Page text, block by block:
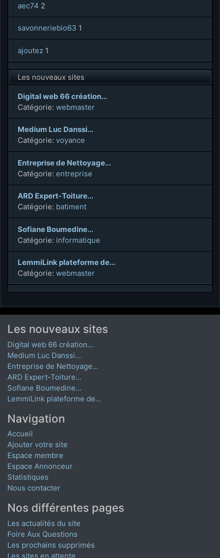
aec74 2
savonneriebio63 1
ajoutez 1
Les nouveaux sites
Digital web 66 création...
Catégorie: webmaster
Medium Luc Danssi...
Catégorie: voyance
Entreprise de Nettoyage...
Catégorie: entreprise
ARD Expert-Toiture...
Catégorie: batiment
Sofiane Boumedine...
Catégorie: informatique
LemmiLink plateforme de...
Catégorie: webmaster
Les nouveaux sites
Digital web 66 création...
Medium Luc Danssi...
Entreprise de Nettoyage...
ARD Expert-Toiture...
Sofiane Boumedine...
LemmiLink plateforme de...
Navigation
Accueil
Ajouter votre site
Espace membre
Espace Annonceur
Statistiques
Nous contacter
Nos différentes pages
Les actualités du site
Foire Aux Questions
Les prochains supprimés
Les sites en attente